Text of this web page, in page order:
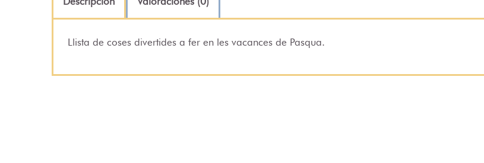
Llista de coses divertides a fer en les vacances de Pasqua.